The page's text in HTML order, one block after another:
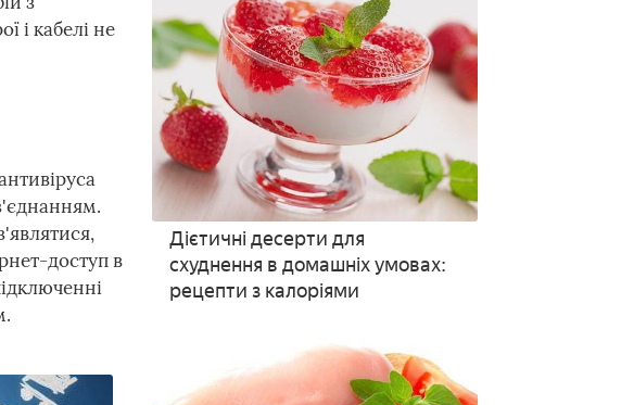
і кабелі не
доступ в
Дієтичні десерти для
схуднення в домашніх умовах:
рецепти з калоріями